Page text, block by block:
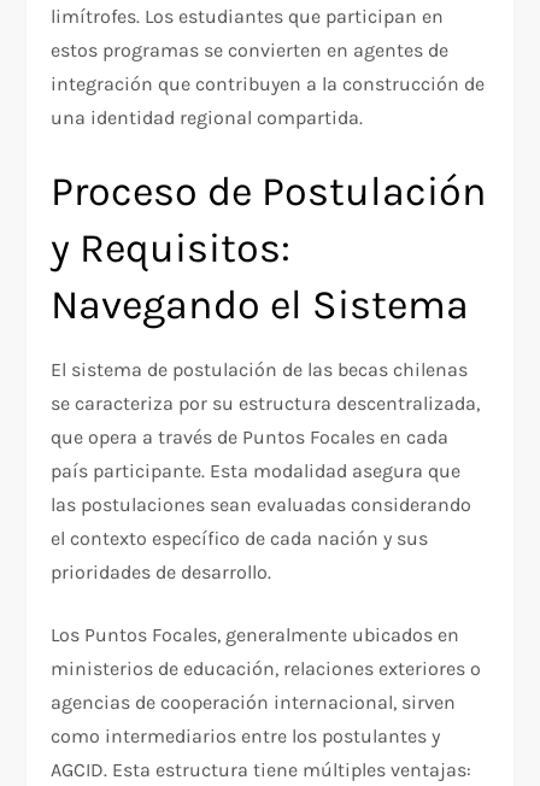
limítrofes. Los estudiantes que participan en
estos programas se convierten en agentes de
integración que contribuyen a la construcción de
una identidad regional compartida.
Proceso de Postulación
y Requisitos:
Navegando el Sistema
El sistema de postulación de las becas chilenas
se caracteriza por su estructura descentralizada,
que opera a través de Puntos Focales en cada
país participante. Esta modalidad asegura que
las postulaciones sean evaluadas considerando
el contexto específico de cada nación y sus
prioridades de desarrollo.
Los Puntos Focales, generalmente ubicados en
ministerios de educación, relaciones exteriores o
agencias de cooperación internacional, sirven
como intermediarios entre los postulantes y
AGCID. Esta estructura tiene múltiples ventajas: